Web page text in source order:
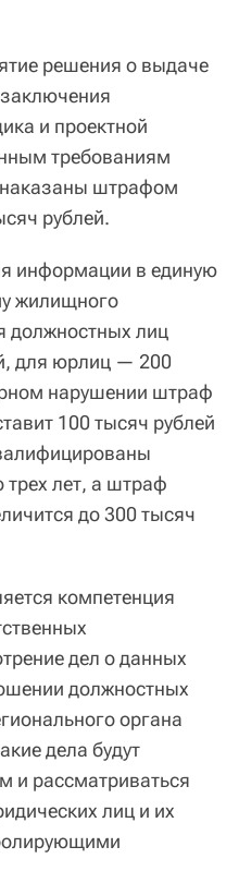
решения о выдаче
и проектной
требованиям
наказаны штрафом
рублей.
информации в единую
жилищного
должностных лиц
для юрлиц — 200
нарушении штраф
100 тысяч рублей
трех лет, а штраф
до 300 тысяч
компетенция
дел о данных
должностных
органа
дела будут
и рассматриваться
лиц и их